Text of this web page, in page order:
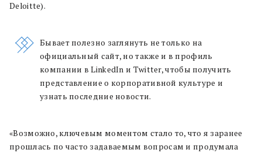
Deloitte).
Бывает полезно заглянуть не только на
официальный сайт, но также и в профиль
компании в LinkedIn и Twitter, чтобы получить
представление о корпоративной культуре и
узнать последние новости.
«Возможно, ключевым моментом стало то, что я заранее
прошлась по часто задаваемым вопросам и продумала